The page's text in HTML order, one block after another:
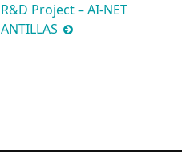
R&D Project – AI-NET
ANTILLAS